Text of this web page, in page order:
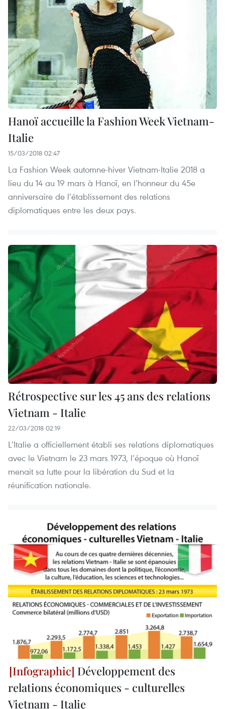
Hanoï accueille la Fashion Week Vietnam-
Italie
15/03/2018 02:47
La Fashion Week automne-hiver Vietnam-Italie 2018 a
lieu du 14 au 19 mars à Hanoï, en l’honneur du 45e
anniversaire de l’établissement des relations
diplomatiques entre les deux pays.
Rétrospective sur les 45 ans des relations
Vietnam ​- Italie
22/03/2018 02:19
L’Italie a officiellement établi ses relations diplomatiques
avec le Vietnam le 23 mars 1973, l’époque où Hanoï
menait sa lutte pour la libération du Sud et la
réunification nationale.
Développement des
relations économiques - culturelles
Vietnam - Italie